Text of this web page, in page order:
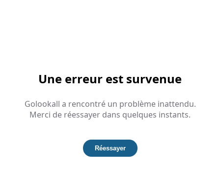
Une erreur est survenue
Golookall a rencontré un problème inattendu.
Merci de réessayer dans quelques instants.
Réessayer